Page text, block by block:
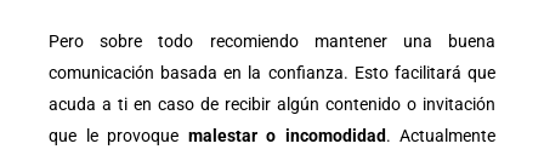
Pero sobre todo recomiendo mantener una buena
comunicación basada en la confianza. Esto facilitará que
acuda a ti en caso de recibir algún contenido o invitación
que le provoque malestar o incomodidad. Actualmente